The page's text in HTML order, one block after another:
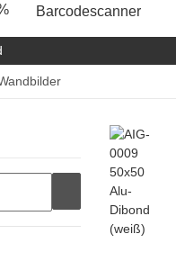
Barcodescanner